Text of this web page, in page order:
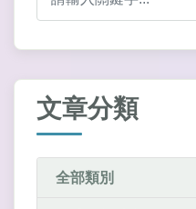
文章分類
全部類別